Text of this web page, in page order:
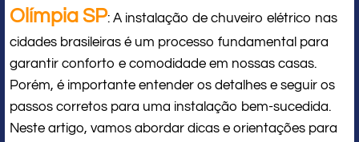
Olímpia SP: A instalação de chuveiro elétrico nas
cidades brasileiras é um processo fundamental para
garantir conforto e comodidade em nossas casas.
Porém, é importante entender os detalhes e seguir os
passos corretos para uma instalação bem-sucedida.
Neste artigo, vamos abordar dicas e orientações para